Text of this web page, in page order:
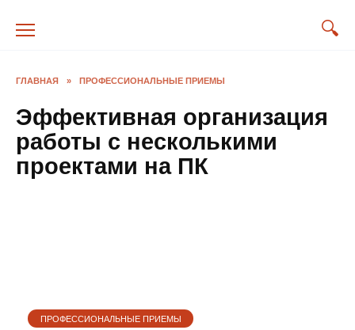
ГЛАВНАЯ » ПРОФЕССИОНАЛЬНЫЕ ПРИЕМЫ
Эффективная организация
работы с несколькими
проектами на ПК
ПРОФЕССИОНАЛЬНЫЕ ПРИЕМЫ